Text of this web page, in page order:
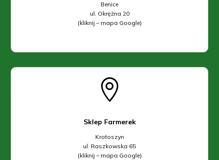
Benice
ul. Okrężna 20
(kliknij – mapa Google)

Sklep Farmerek
Krotoszyn
ul. Raszkowska 65
(kliknij – mapa Google)